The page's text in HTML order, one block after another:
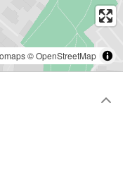
©OpenStreetMap